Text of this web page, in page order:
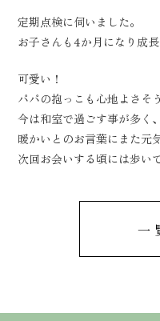
土地情報
お知らせ
プレゼン用模型
お客様の声
定期点検に伺いました。
お子さんも4か月になり成長
可愛い！
パパの抱っこも心地よさそ
今は和室で過ごす事が多く
暖かいとのお言葉にまた元
次回お会いする頃には歩い
一